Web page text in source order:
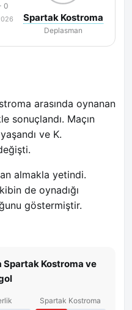
0
Spartak Kostroma
Deplasman
arasında oynanan
sonuçlandı. Maçın
ve K.
almakla yetindi.
de oynadığı
göstermiştir.
Kostroma ve
Spartak Kostroma